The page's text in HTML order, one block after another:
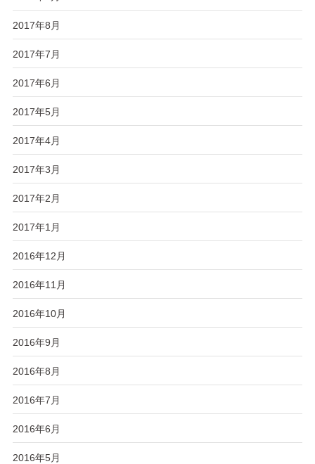
2017年8月
2017年7月
2017年6月
2017年5月
2017年4月
2017年3月
2017年2月
2017年1月
2016年12月
2016年11月
2016年10月
2016年9月
2016年8月
2016年7月
2016年6月
2016年5月